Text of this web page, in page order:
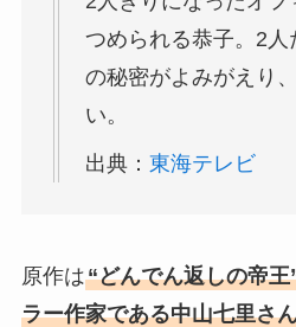
つめられる恭子。2
の秘密がよみがえり
い。
出典： 東海テレビ
原作は“どんでん返しの帝王
ラー作家である中山七里さ